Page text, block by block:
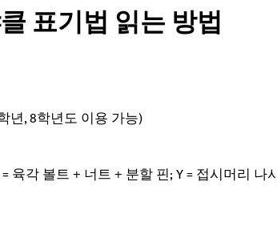
표기법 읽는 방법
년, 8학년도 이용 가능)
각 볼트 + 너트 + 분할 핀; Y = 접시머리 나